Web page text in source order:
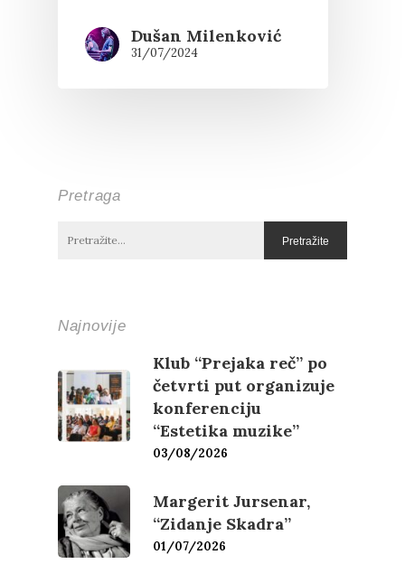
Dušan Milenković
31/07/2024
Pretraga
Najnovije
Klub “Prejaka reč” po
četvrti put organizuje
konferenciju
“Estetika muzike”
03/08/2026
Margerit Jursenar,
“Zidanje Skadra”
01/07/2026